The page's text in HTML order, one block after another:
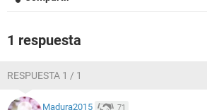
1 respuesta
RESPUESTA 1 / 1
Madura2015 71